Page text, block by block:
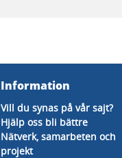
Information
Vill du synas på vår sajt?
Hjälp oss bli bättre
Nätverk, samarbeten och
projekt